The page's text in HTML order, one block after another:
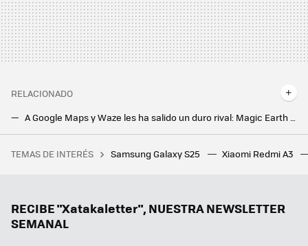
RELACIONADO
A Google Maps y Waze les ha salido un duro rival: Magic Earth lo tiene casi todo, incluida la navegación offline
Iron Man ha vuelto a la vida pero no es RDJ ni es (del todo) de Marvel. Es una preciosa y pre-tuneada edición premium del POCO X7 Pro 5G
TEMAS DE INTERÉS Samsung Galaxy S25 Xiaomi Redmi A3
RECIBE "Xatakaletter", NUESTRA NEWSLETTER
SEMANAL